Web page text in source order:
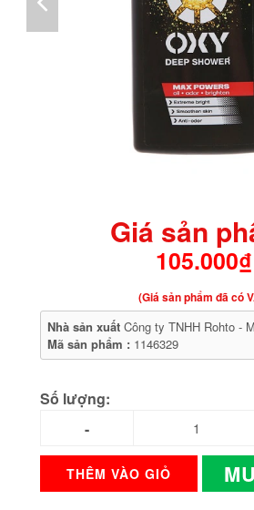
Giá sản
105.000₫
(Giá sản phẩm đã có
Nhà sản xuất Công ty TNHH Rohto -
Mã sản phẩm : 1146329
Số lượng:
THÊM VÀO GIỎ